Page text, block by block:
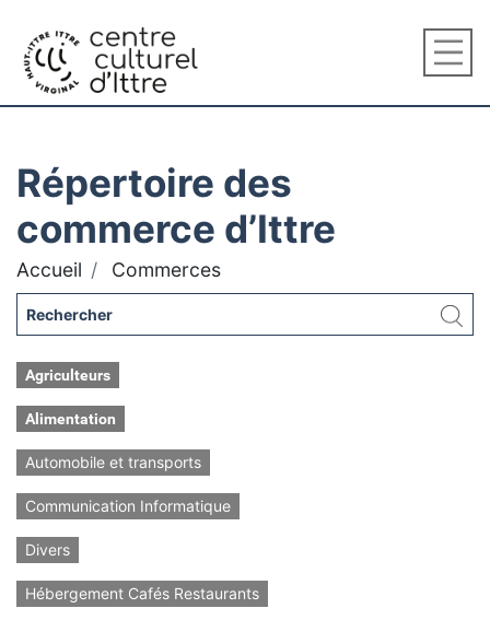
Répertoire des
commerce d’Ittre
Accueil Commerces
Agriculteurs
Alimentation
Automobile et transports
Communication Informatique
Divers
Hébergement Cafés Restaurants